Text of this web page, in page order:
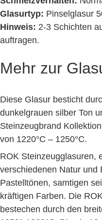
Glasurtyp: Pinselglasur
Hinweis: 2-3 Schichten
auftragen.
Mehr zur
Diese Glasur besticht
dunkelgrauen silber Ton
Steinzeugbrand
von 1220°C – 1250°C.
ROK Steinzeugglasuren,
verschiedenen Natur und
Pastelltönen, samtigen
kräftigen Farben. Die
bestechen durch den